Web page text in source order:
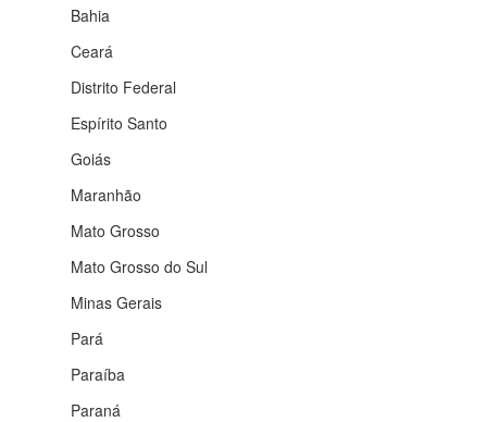
Bahia
Ceará
Distrito Federal
Espírito Santo
Goiás
Maranhão
Mato Grosso
Mato Grosso do Sul
Minas Gerais
Pará
Paraíba
Paraná